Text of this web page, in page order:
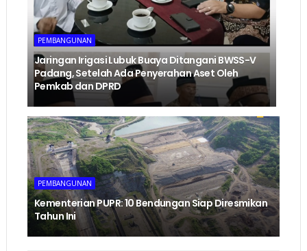
PEMBANGUNAN
Jaringan Irigasi Lubuk Buaya Ditangani BWSS-V
Padang, Setelah Ada Penyerahan Aset Oleh
Pemkab dan DPRD
PEMBANGUNAN
Kementerian PUPR: 10 Bendungan Siap Diresmikan
Tahun Ini